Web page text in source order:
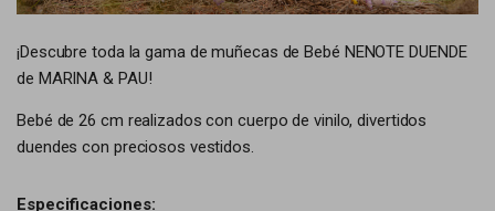
¡Descubre toda la gama de muñecas de Bebé NENOTE DUENDE
de MARINA & PAU!
Bebé de 26 cm realizados con cuerpo de vinilo, divertidos
duendes con preciosos vestidos.
Especificaciones: